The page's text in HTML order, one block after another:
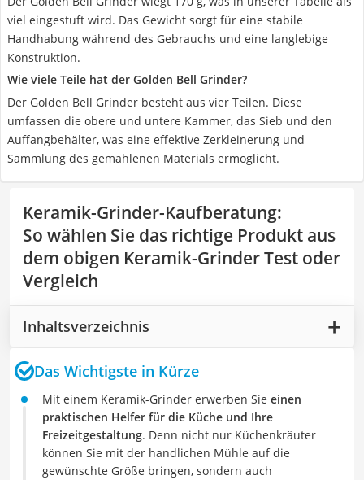
viel eingestuft wird. Das Gewicht sorgt für eine stabile
Handhabung während des Gebrauchs und eine langlebige
Konstruktion.
Wie viele Teile hat der Golden Bell Grinder?
Der Golden Bell Grinder besteht aus vier Teilen. Diese
umfassen die obere und untere Kammer, das Sieb und den
Auffangbehälter, was eine effektive Zerkleinerung und
Sammlung des gemahlenen Materials ermöglicht.
Keramik-Grinder-Kaufberatung:
So wählen Sie das richtige Produkt aus
dem obigen Keramik-Grinder Test oder
Vergleich
Inhaltsverzeichnis
Das Wichtigste in Kürze
Mit einem Keramik-Grinder erwerben Sie einen
praktischen Helfer für die Küche und Ihre
Freizeitgestaltung. Denn nicht nur Küchenkräuter
können Sie mit der handlichen Mühle auf die
gewünschte Größe bringen, sondern auch